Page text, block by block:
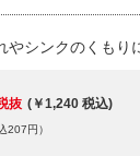
やシンクのくもり
抜 (￥1,240税込)
207円）